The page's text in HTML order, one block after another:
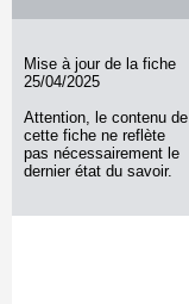
Mise à jour de la fiche
25/04/2025
Attention, le contenu de
cette fiche ne reflète
pas nécessairement le
dernier état du savoir.